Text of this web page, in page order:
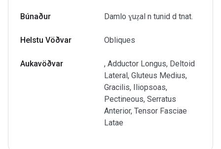
Búnaður Damlo ɣuẓal n tunid d tnat.
Helstu Vöðvar Obliques
Aukavöðvar
, Adductor Longus, Deltoid
Lateral, Gluteus Medius,
Gracilis, Iliopsoas,
Pectineous, Serratus
Anterior, Tensor Fasciae
Latae